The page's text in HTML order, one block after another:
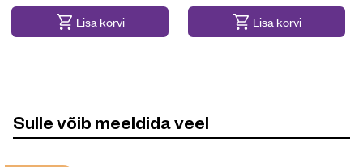
Lisa korvi Lisa korvi
Sulle võib meeldida veel